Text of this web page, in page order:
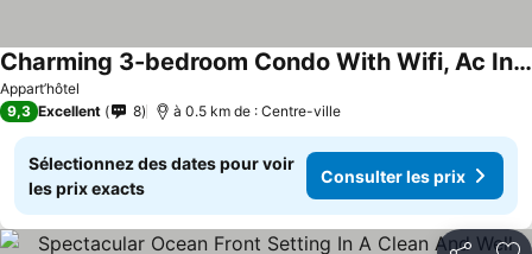
Appart’hôtel
Charming 3-bedroom Condo With Wifi, Ac In Peaceful St George
9,3 Excellent 8 à 0.5 km de : Centre-ville
Sélectionnez des dates pour voir
les prix exacts
Consulter les prix